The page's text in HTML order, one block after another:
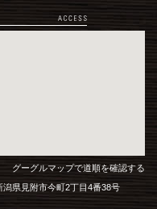
グーグルマップで道順を確認する
県見附市今町2丁目4番38号